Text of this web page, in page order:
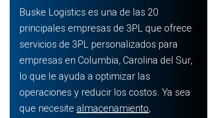
Buske Logistics es una de las 20
principales empresas de 3PL que ofrece
servicios de 3PL personalizados para
empresas en Columbia, Carolina del Sur,
lo que le ayuda a optimizar las
operaciones y reducir los costos. Ya sea
que necesite almacenamiento,